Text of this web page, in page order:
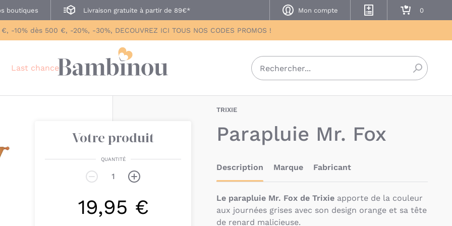
boutiques Livraison gratuite à partir de 89€* Mon compte
Mes listes de naissance
Mon panier
-10% dès 500 €, -20%, -30%, DECOUVREZ ICI TOUS NOS CODES PROMOS !
Last chance
TRIXIE
Parapluie Mr. Fox
Votre produit
QUANTITÉ
19,95 €
Description Marque Fabricant
Le parapluie Mr. Fox de Trixie apporte de la couleur
aux journées grises avec son design orange et sa tête
de renard malicieuse.